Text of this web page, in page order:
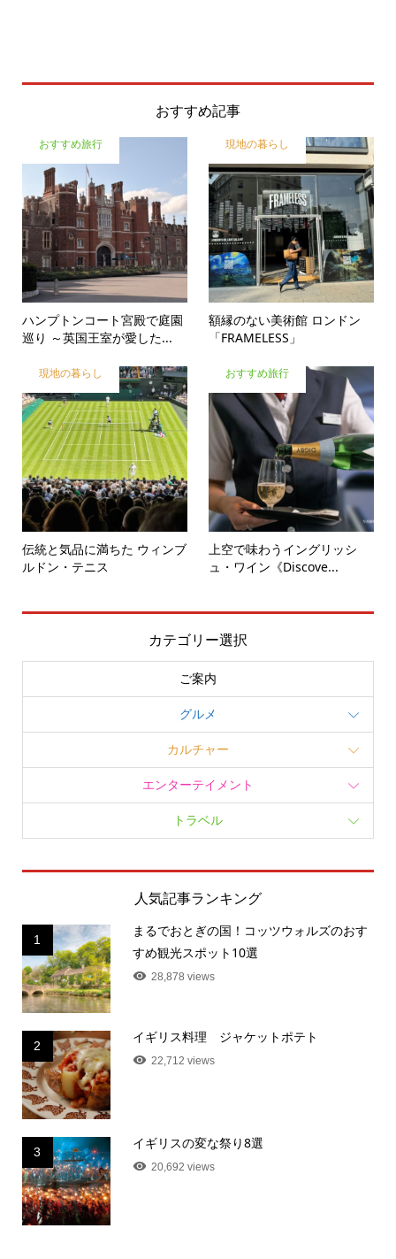
おすすめ記事
おすすめ旅行
ハンプトンコート宮殿で庭園
巡り ～英国王室が愛した...
現地の暮らし
額縁のない美術館 ロンドン
「FRAMELESS」
現地の暮らし
伝統と気品に満ちた ウィンブ
ルドン・テニス
おすすめ旅行
上空で味わうイングリッシ
ュ・ワイン《Discove...
カテゴリー選択
ご案内
グルメ
カルチャー
エンターテイメント
トラベル
人気記事ランキング
1
まるでおとぎの国！コッツウォルズのおす
すめ観光スポット10選
28,878 views
2
イギリス料理 ジャケットポテト
22,712 views
3
イギリスの変な祭り8選
20,692 views